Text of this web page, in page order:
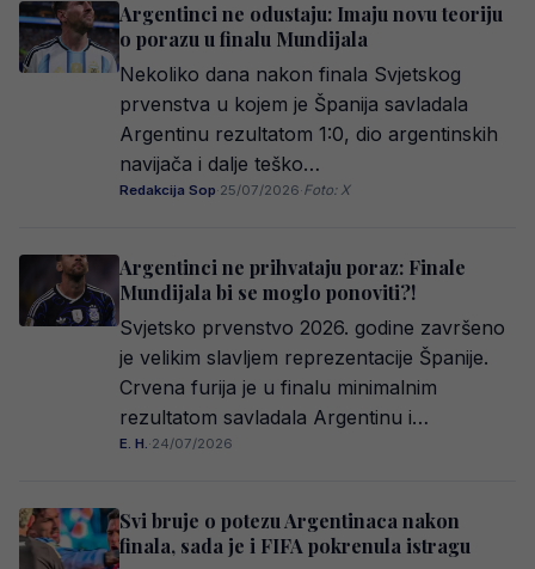
Argentinci ne odustaju: Imaju novu teoriju
o porazu u finalu Mundijala
Nekoliko dana nakon finala Svjetskog
prvenstva u kojem je Španija savladala
Argentinu rezultatom 1:0, dio argentinskih
navijača i dalje teško…
Redakcija Sop·25/07/2026·Foto: X
Argentinci ne prihvataju poraz: Finale
Mundijala bi se moglo ponoviti?!
Svjetsko prvenstvo 2026. godine završeno
je velikim slavljem reprezentacije Španije.
Crvena furija je u finalu minimalnim
rezultatom savladala Argentinu i…
E. H.·24/07/2026
Svi bruje o potezu Argentinaca nakon
finala, sada je i FIFA pokrenula istragu